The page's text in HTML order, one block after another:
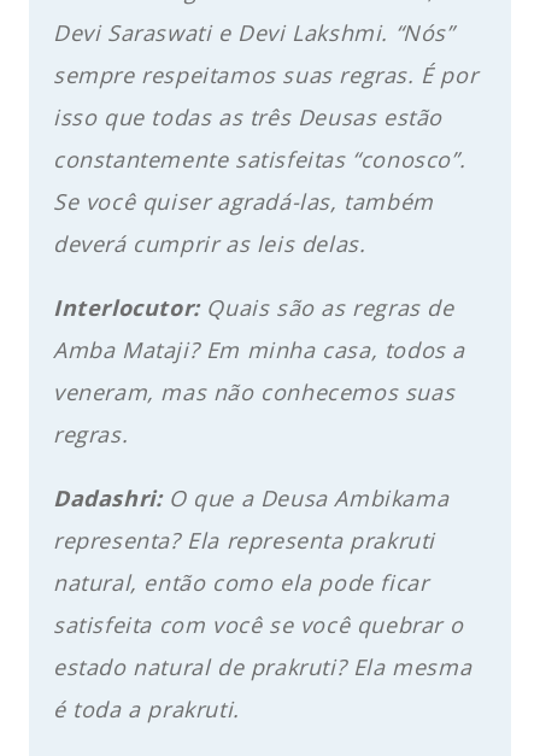
Devi Saraswati e Devi Lakshmi. “Nós”
sempre respeitamos suas regras. É por
isso que todas as três Deusas estão
constantemente satisfeitas “conosco”.
Se você quiser agradá-las, também
deverá cumprir as leis delas.
Interlocutor:Quais são as regras de
Amba Mataji? Em minha casa, todos a
veneram, mas não conhecemos suas
regras.
Dadashri:O que a Deusa Ambikama
representa? Ela representa prakruti
natural, então como ela pode ficar
satisfeita com você se você quebrar o
estado natural de prakruti? Ela mesma
é toda a prakruti.